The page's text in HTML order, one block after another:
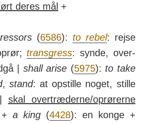
deres mål +
(6586): to rebel: rejse
trans­gress: synde, over­
| shall arise (5975): to take
, stand: at opstille noget, stille
skal over­træd­erne/­op­rør­erne
+a king (4428): en konge +